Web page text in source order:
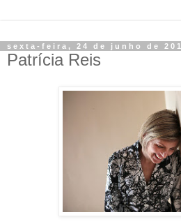
sexta-feira, 24 de junho de
Patrícia Reis